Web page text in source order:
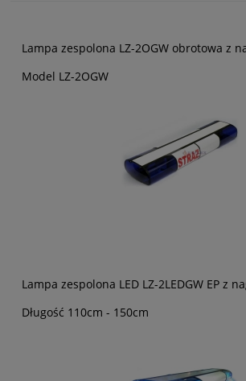
Lampa zespolona LZ-2OGW obrotowa z
Model LZ-2OGW
Lampa zespolona LED LZ-2LEDGW EP z
Długość 110cm - 150cm